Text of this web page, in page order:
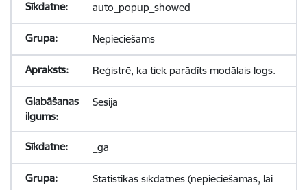
auto_popup_showed
Nepieciešams
Reģistrē, ka tiek parādīts modālais logs.
Sesija
_ga
Statistikas sīkdatnes (nepieciešamas, lai